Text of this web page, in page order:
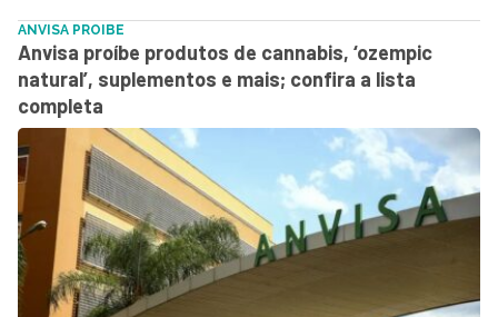
ANVISA PROIBE
Anvisa proíbe produtos de cannabis, ‘ozempic
natural’, suplementos e mais; confira a lista
completa